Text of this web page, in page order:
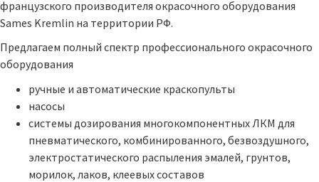
французского производителя окрасочного оборудования
Sames Kremlin на территории РФ.
Предлагаем полный спектр профессионального окрасочного
оборудования
ручные и автоматические краскопульты
насосы
системы дозирования многокомпонентных ЛКМ для
пневматического, комбинированного, безвоздушного,
электростатического распыления эмалей, грунтов,
морилок, лаков, клеевых составов